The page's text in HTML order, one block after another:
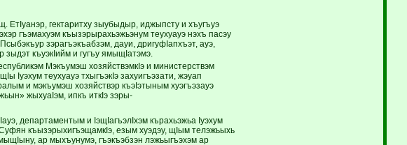
гектаритху зыубыдыр, иджыпсту и хъугъуэ
гъэмахуэм къызэрырахьэжьэнум теухуауэ нэхъ пасэу
зэрагъэкъабзэм, дауи, дригуфIапхъэт, ауэ,
къуэкIийм и гугъу ямыщIатэмэ.
Мэкъумэш хозяйствэмкIэ и министерствэм
теухуауэ тхыгъэкIэ захуигъэзати, жэуап
и мэкъумэш хозяйствэр къэIэтыным хуэгъэзауэ
жыхуаIэм, ипкъ иткIэ зэры-
департаментым и IэщIагъэлIхэм кърахьэжьа Iуэхум
къызэрыхигъэщамкIэ, езым хуэдэу, щIым телэжьыхь
ар мыхъунумэ, гъэкъэбзэн лэжьыгъэхэм ар